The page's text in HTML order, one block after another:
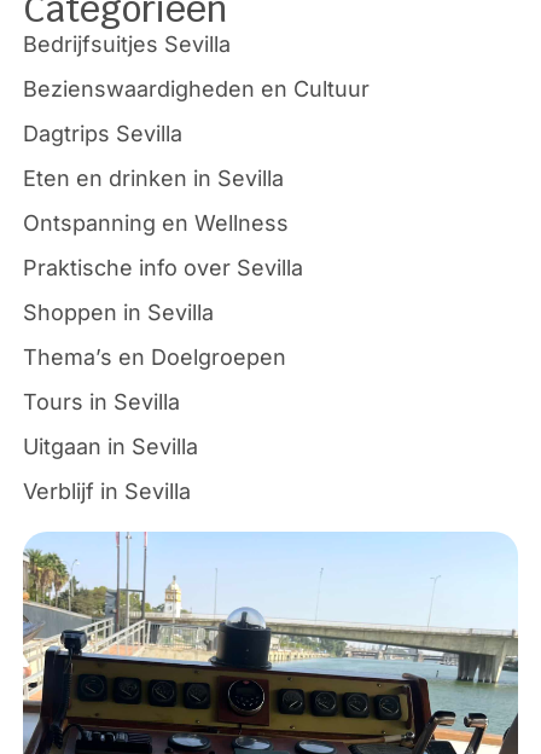
Bedrijfsuitjes Sevilla
Bezienswaardigheden en Cultuur
Dagtrips Sevilla
Eten en drinken in Sevilla
Ontspanning en Wellness
Praktische info over Sevilla
Shoppen in Sevilla
Thema’s en Doelgroepen
Tours in Sevilla
Uitgaan in Sevilla
Verblijf in Sevilla